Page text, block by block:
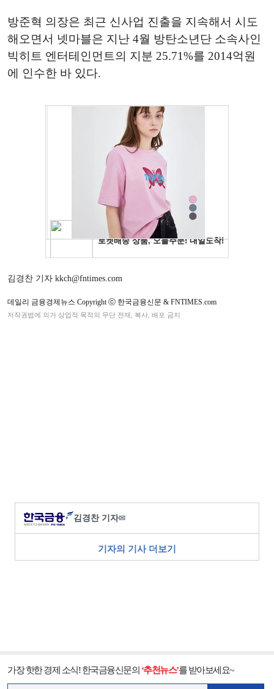
방준혁 의장은 최근 신사업 진출을 지속해서 시도
해오면서 넷마블은 지난 4월 방탄소년단 소속사인
빅히트 엔터테인먼트의 지분 25.71%를 2014억원
에 인수한 바 있다.
김경찬 기자 kkch@fntimes.com
데일리 금융경제뉴스 Copyright ⓒ 한국금융신문 & FNTIMES.com
저작권법에 의거 상업적 목적의 무단 전재, 복사, 배포 금지
김경찬 기자✉
기자의 기사 더보기
가장 핫한 경제 소식! 한국금융신문의 ‘추천뉴스’를 받아보세요~